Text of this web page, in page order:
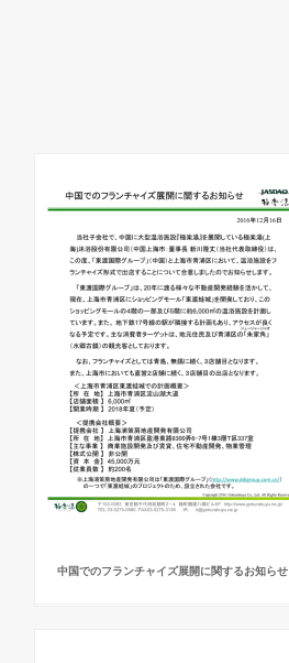
中国でのフランチャイズ展開に関するお知らせ